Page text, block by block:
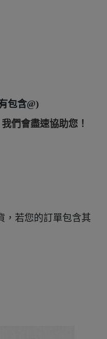
包含@)
們會盡速協助您！
，若您的訂單包含其